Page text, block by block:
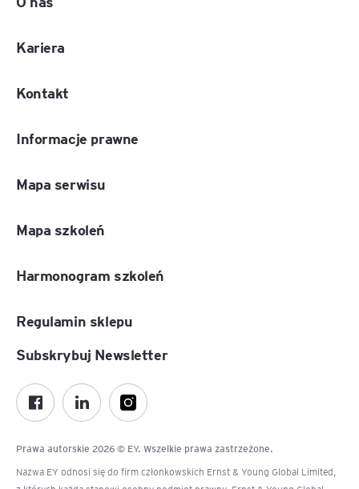
Kariera
Kontakt
Informacje prawne
Mapa serwisu
Mapa szkoleń
Harmonogram szkoleń
Regulamin sklepu
Prawa autorskie 2026 © EY. Wszelkie prawa zastrzeżone.
Nazwa EY odnosi się do firm członkowskich Ernst & Young Global Limited,
Subskrybuj Newsletter